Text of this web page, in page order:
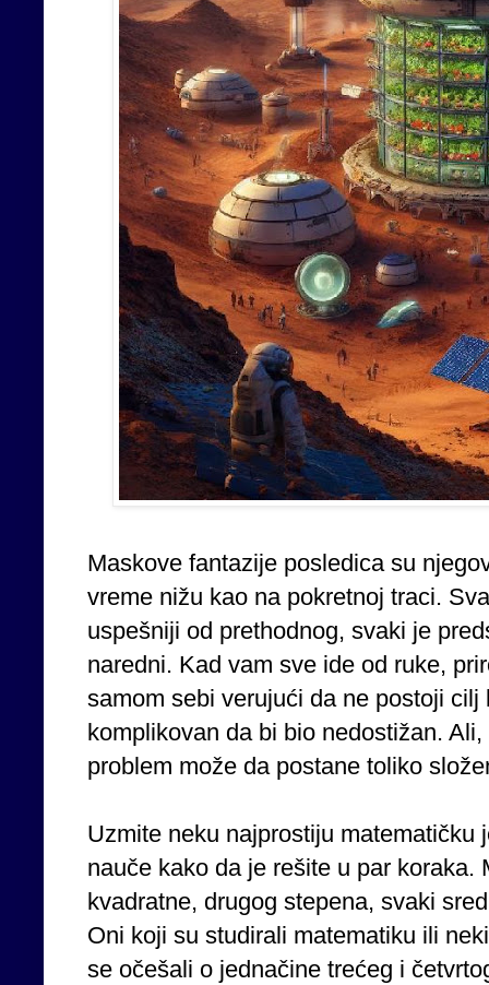
Maskove fantazije posledica su
vreme nižu kao na pokretnoj traci.
uspešniji od prethodnog, svaki je
naredni. Kad vam sve ide od ruke,
samom sebi verujući da ne postoji
komplikovan da bi bio nedostižan.
problem može da postane toliko
Uzmite neku najprostiju
nauče kako da je rešite u par koraka.
kvadratne, drugog stepena, svaki
Oni koji su studirali matematiku ili
se očešali o jednačine trećeg i